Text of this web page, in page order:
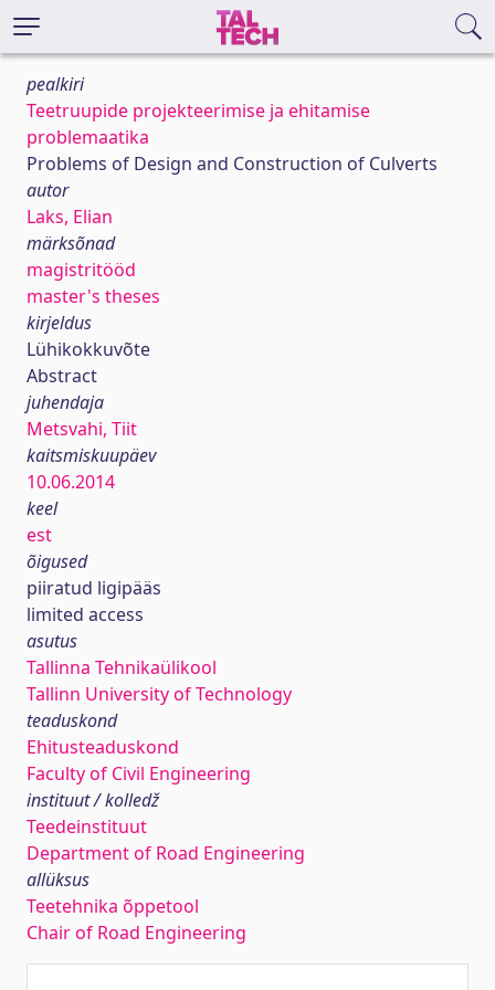
pealkiri
Teetruupide projekteerimise ja ehitamise
problemaatika
Problems of Design and Construction of Culverts
autor
Laks, Elian
märksõnad
magistritööd
master's theses
kirjeldus
Lühikokkuvõte
Abstract
juhendaja
Metsvahi, Tiit
kaitsmiskuupäev
10.06.2014
keel
est
õigused
piiratud ligipääs
limited access
asutus
Tallinna Tehnikaülikool
Tallinn University of Technology
teaduskond
Ehitusteaduskond
Faculty of Civil Engineering
instituut / kolledž
Teedeinstituut
Department of Road Engineering
allüksus
Teetehnika õppetool
Chair of Road Engineering